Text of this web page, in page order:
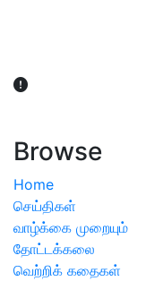
Browse
Home
செய்திகள்
வாழ்க்கை முறையும்
தோட்டக்கலை
வெற்றிக் கதைகள்